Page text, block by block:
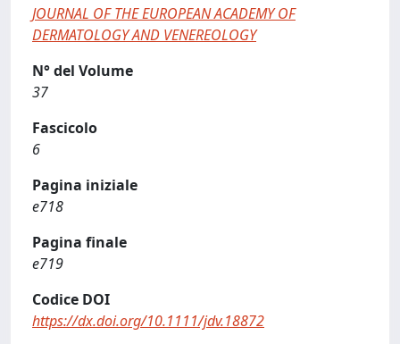
JOURNAL OF THE EUROPEAN ACADEMY OF
DERMATOLOGY AND VENEREOLOGY
N° del Volume
37
Fascicolo
6
Pagina iniziale
e718
Pagina finale
e719
Codice DOI
https://dx.doi.org/10.1111/jdv.18872